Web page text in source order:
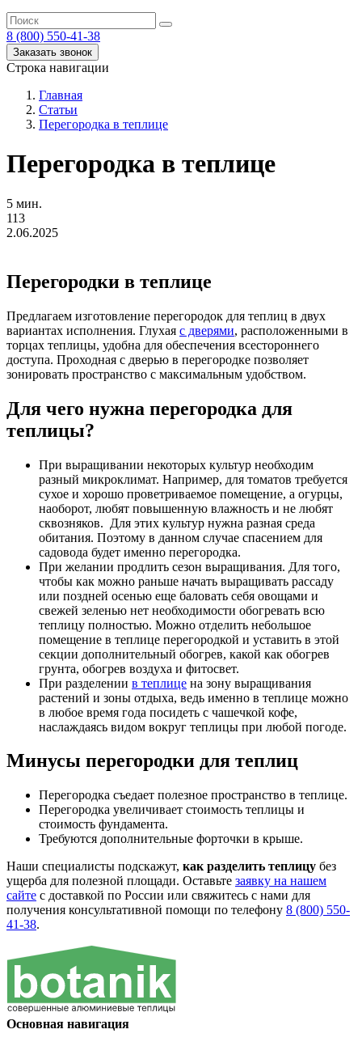
8 (800) 550-41-38
Заказать звонок
Строка навигации
Главная
Статьи
Перегородка в теплице
Перегородка в теплице
5 мин.
113
2.06.2025
Перегородки в теплице
Предлагаем изготовление перегородок для теплиц в двух
вариантах исполнения. Глухая с дверями, расположенными в
торцах теплицы, удобна для обеспечения всестороннего
доступа. Проходная с дверью в перегородке позволяет
зонировать пространство с максимальным удобством.
Для чего нужна перегородка для
теплицы?
При выращивании некоторых культур необходим
разный микроклимат. Например, для томатов требуется
сухое и хорошо проветриваемое помещение, а огурцы,
наоборот, любят повышенную влажность и не любят
сквозняков. Для этих культур нужна разная среда
обитания. Поэтому в данном случае спасением для
садовода будет именно перегородка.
При желании продлить сезон выращивания. Для того,
чтобы как можно раньше начать выращивать рассаду
или поздней осенью еще баловать себя овощами и
свежей зеленью нет необходимости обогревать всю
теплицу полностью. Можно отделить небольшое
помещение в теплице перегородкой и уставить в этой
секции дополнительный обогрев, какой как обогрев
грунта, обогрев воздуха и фитосвет.
При разделении в теплице на зону выращивания
растений и зоны отдыха, ведь именно в теплице можно
в любое время года посидеть с чашечкой кофе,
наслаждаясь видом вокруг теплицы при любой погоде.
Минусы перегородки для теплиц
Перегородка съедает полезное пространство в теплице.
Перегородка увеличивает стоимость теплицы и
стоимость фундамента.
Требуются дополнительные форточки в крыше.
Наши специалисты подскажут, как разделить теплицу без
ущерба для полезной площади. Оставьте заявку на нашем
сайте с доставкой по России или свяжитесь с нами для
получения консультативной помощи по телефону 8 (800) 550-
41-38.
Основная навигация